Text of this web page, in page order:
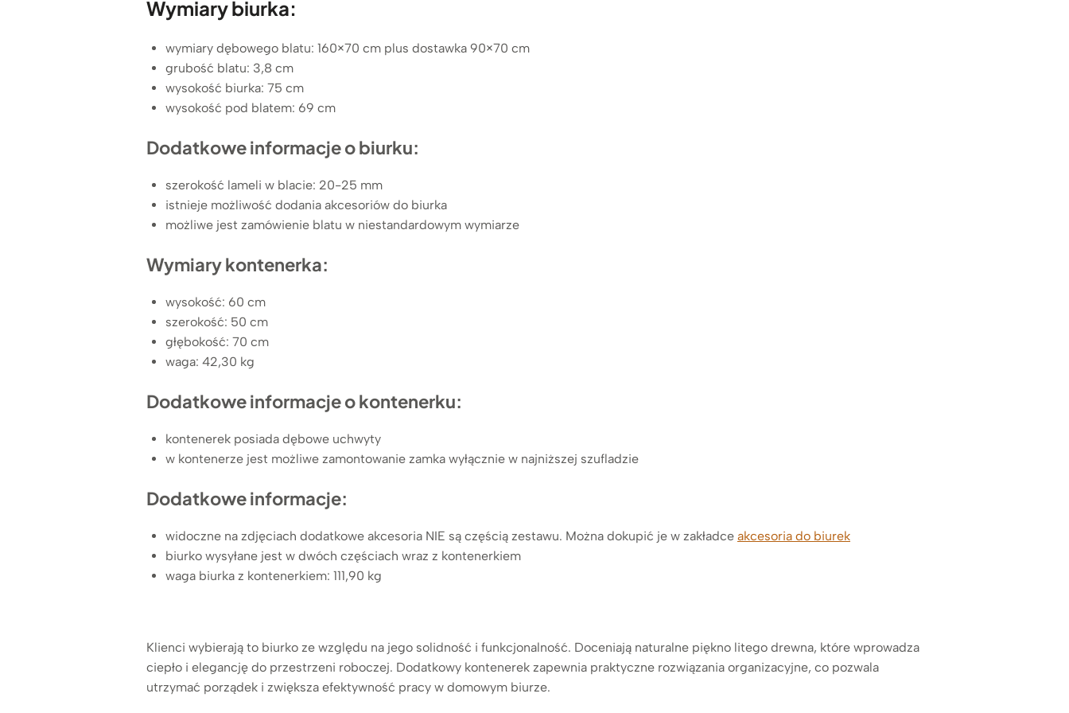
Wymiary biurka:
wymiary dębowego blatu: 160×70 cm plus dostawka 90×70 cm
grubość blatu: 3,8 cm
wysokość biurka: 75 cm
wysokość pod blatem: 69 cm
Dodatkowe informacje o biurku:
szerokość lameli w blacie: 20-25 mm
istnieje możliwość dodania akcesoriów do biurka
możliwe jest zamówienie blatu w niestandardowym wymiarze
Wymiary kontenerka:
wysokość: 60 cm
szerokość: 50 cm
głębokość: 70 cm
waga: 42,30 kg
Dodatkowe informacje o kontenerku:
kontenerek posiada dębowe uchwyty
w kontenerze jest możliwe zamontowanie zamka wyłącznie w najniższej szufladzie
Dodatkowe informacje:
widoczne na zdjęciach dodatkowe akcesoria NIE są częścią zestawu. Można dokupić je w zakładce akcesoria do biurek
biurko wysyłane jest w dwóch częściach wraz z kontenerkiem
waga biurka z kontenerkiem: 111,90 kg
Klienci wybierają to biurko ze względu na jego solidność i funkcjonalność. Doceniają naturalne piękno litego drewna, które wprowadza
ciepło i elegancję do przestrzeni roboczej. Dodatkowy kontenerek zapewnia praktyczne rozwiązania organizacyjne, co pozwala
utrzymać porządek i zwiększa efektywność pracy w domowym biurze.